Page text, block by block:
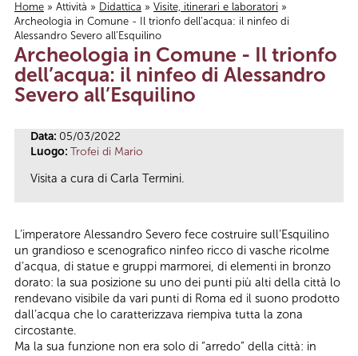
Tu sei qui
Home » Attività » Didattica » Visite, itinerari e laboratori »
Archeologia in Comune - Il trionfo dell’acqua: il ninfeo di
Alessandro Severo all’Esquilino
Archeologia in Comune - Il trionfo
dell’acqua: il ninfeo di Alessandro
Severo all’Esquilino
Data: 05/03/2022
Luogo: Trofei di Mario
Visita a cura di Carla Termini.
L’imperatore Alessandro Severo fece costruire sull’Esquilino
un grandioso e scenografico ninfeo ricco di vasche ricolme
d’acqua, di statue e gruppi marmorei, di elementi in bronzo
dorato: la sua posizione su uno dei punti più alti della città lo
rendevano visibile da vari punti di Roma ed il suono prodotto
dall’acqua che lo caratterizzava riempiva tutta la zona
circostante.
Ma la sua funzione non era solo di “arredo” della città: in